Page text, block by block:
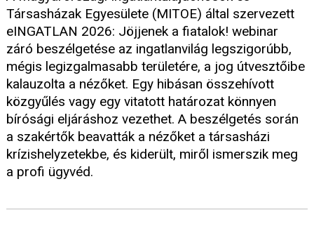
Társasházak Egyesülete (MITOE) által szervezett
eINGATLAN 2026: Jöjjenek a fiatalok! webinar
záró beszélgetése az ingatlanvilág legszigorúbb,
mégis legizgalmasabb területére, a jog útvesztőibe
kalauzolta a nézőket. Egy hibásan összehívott
közgyűlés vagy egy vitatott határozat könnyen
bírósági eljáráshoz vezethet. A beszélgetés során
a szakértők beavatták a nézőket a társasházi
krízishelyzetekbe, és kiderült, miről ismerszik meg
a profi ügyvéd.